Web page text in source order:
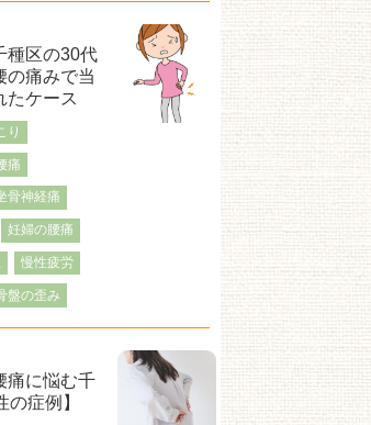
種区の30代
の痛みで当
たケース
り
痛
骨神経痛
妊婦の腰痛
慢性疲労
盤の歪み
痛に悩む千
症例】